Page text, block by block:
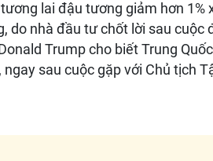
lai đậu tương giảm hơn 1%
do nhà đầu tư chốt lời sau
Trump cho biết Trung
sau cuộc gặp với Chủ tịch